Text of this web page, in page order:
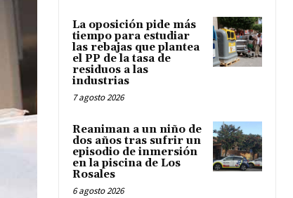
La oposición pide más
tiempo para estudiar
las rebajas que plantea
el PP de la tasa de
residuos a las
industrias
7 agosto 2026
Reaniman a un niño de
dos años tras sufrir un
episodio de inmersión
en la piscina de Los
Rosales
6 agosto 2026